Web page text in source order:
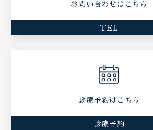
お問い合わせはこちら
TEL
診療予約はこちら
診療予約